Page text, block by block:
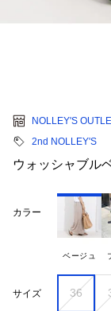
NOLLEY'S
2nd NOLLEY'S
ウォッシャブル
カラー
ベージュ
サイズ 36